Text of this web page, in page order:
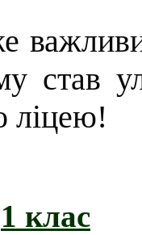
став
ліцею!
1 клас